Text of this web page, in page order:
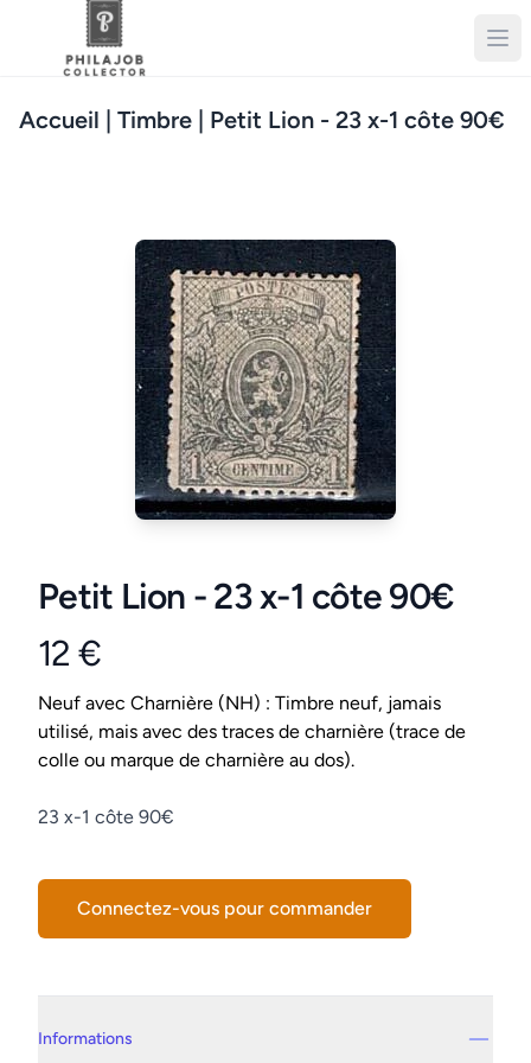
Accueil | Timbre | Petit Lion - 23 x-1 côte 90€
Petit Lion - 23 x-1 côte 90€
Product information
12 €
Conditions
Neuf avec Charnière (NH) : Timbre neuf, jamais
utilisé, mais avec des traces de charnière (trace de
colle ou marque de charnière au dos).
Description
23 x-1 côte 90€
Connectez-vous pour commander
Informations